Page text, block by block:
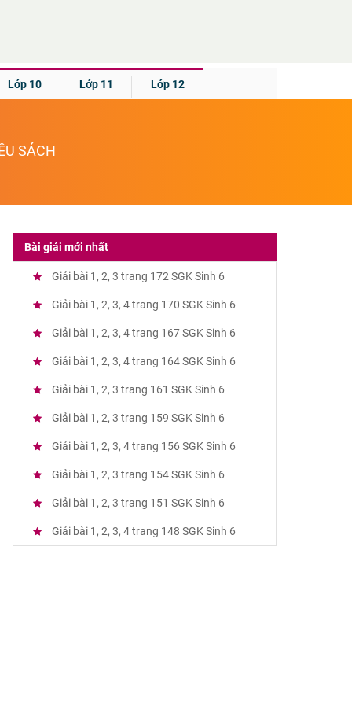
Lớp 10 Lớp 11 Lớp 12
SÁCH
Bài giải mới nhất
Giải bài 1, 2, 3 trang 172 SGK Sinh 6
Giải bài 1, 2, 3, 4 trang 170 SGK Sinh 6
Giải bài 1, 2, 3, 4 trang 167 SGK Sinh 6
Giải bài 1, 2, 3, 4 trang 164 SGK Sinh 6
Giải bài 1, 2, 3 trang 161 SGK Sinh 6
Giải bài 1, 2, 3 trang 159 SGK Sinh 6
Giải bài 1, 2, 3, 4 trang 156 SGK Sinh 6
Giải bài 1, 2, 3 trang 154 SGK Sinh 6
Giải bài 1, 2, 3 trang 151 SGK Sinh 6
Giải bài 1, 2, 3, 4 trang 148 SGK Sinh 6